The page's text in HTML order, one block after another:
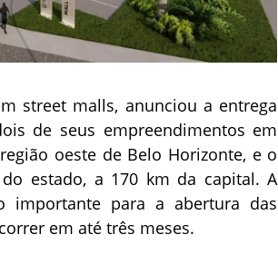
street malls, anunciou a entrega
de seus empreendimentos em
oeste de Belo Horizonte, e o
estado, a 170 km da capital. A
importante para a abertura das
em até três meses.